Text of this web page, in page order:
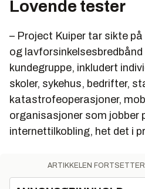
Lovende tester
– Project Kuiper tar sikte
og lavforsinkelsesbredbånd
kundegruppe, inkludert
skoler, sykehus, bedrifter,
katastrofeoperasjoner,
organisasjoner som jobber
internettilkobling, het det i
ARTIKKELEN